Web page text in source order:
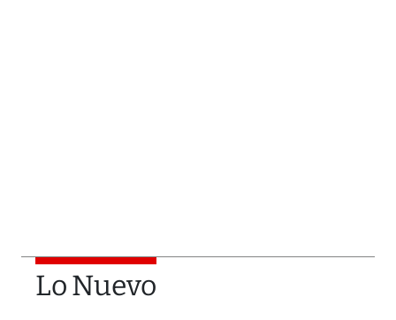
Lo Nuevo